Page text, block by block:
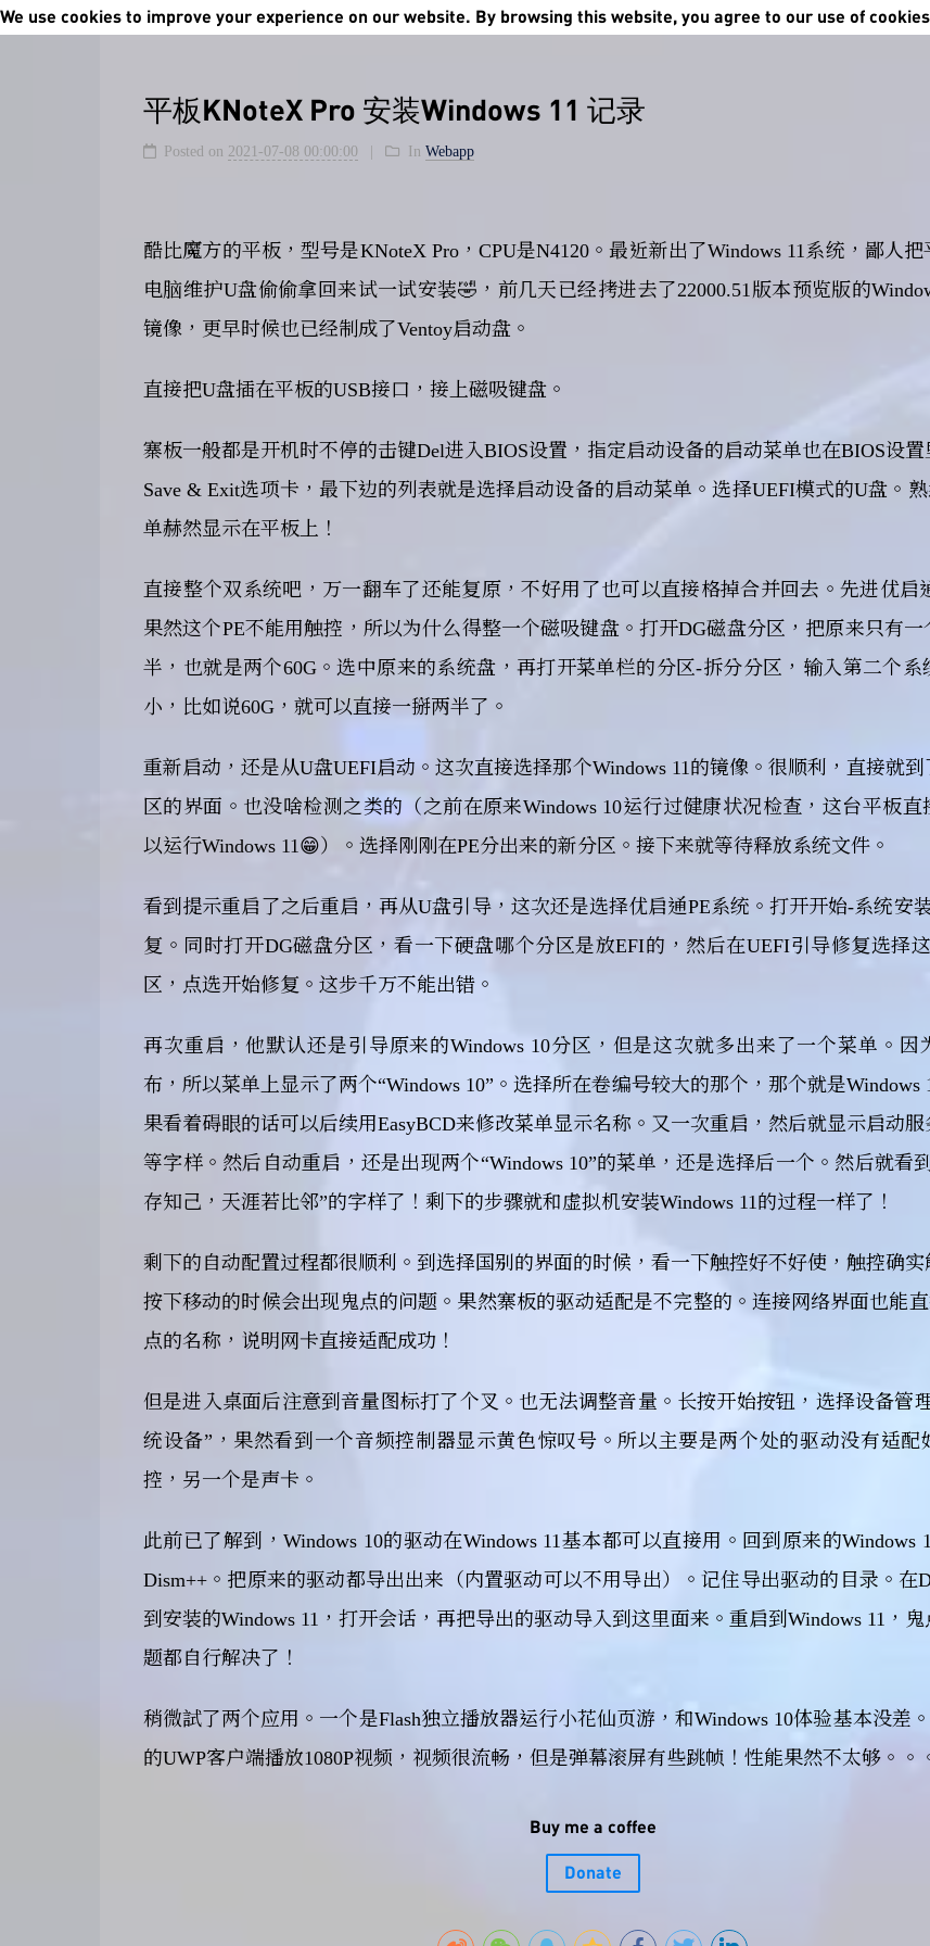
We use cookies to improve your experience on our website. By browsing this website, you agree to our use of
平板KNoteX Pro 安装Windows 11 记录
Posted on 2021-07-08 00:00:00 In Webapp
酷比魔方的平板，型号是KNoteX Pro，CPU是N4120。最近新出了Windows 11系统，鄙人
电脑维护U盘偷偷拿回来试一试安装🤣，前几天已经拷进去了22000.51版本预览版的
镜像，更早时候也已经制成了Ventoy启动盘。
直接把U盘插在平板的USB接口，接上磁吸键盘。
寨板一般都是开机时不停的击键Del进入BIOS设置，指定启动设备的启动菜单也在BIOS设置
Save & Exit选项卡，最下边的列表就是选择启动设备的启动菜单。选择UEFI模式的U盘。熟
单赫然显示在平板上！
直接整个双系统吧，万一翻车了还能复原，不好用了也可以直接格掉合并回去。先进优启
果然这个PE不能用触控，所以为什么得整一个磁吸键盘。打开DG磁盘分区，把原来只有一
半，也就是两个60G。选中原来的系统盘，再打开菜单栏的分区-拆分分区，输入第二个系
小，比如说60G，就可以直接一掰两半了。
重新启动，还是从U盘UEFI启动。这次直接选择那个Windows 11的镜像。很顺利，直接就
区的界面。也没啥检测之类的（之前在原来Windows 10运行过健康状况检查，这台平板直
以运行Windows 11😁）。选择刚刚在PE分出来的新分区。接下来就等待释放系统文件。
看到提示重启了之后重启，再从U盘引导，这次还是选择优启通PE系统。打开开始-系统安
复。同时打开DG磁盘分区，看一下硬盘哪个分区是放EFI的，然后在UEFI引导修复选择
区，点选开始修复。这步千万不能出错。
再次重启，他默认还是引导原来的Windows 10分区，但是这次就多出来了一个菜单。因
布，所以菜单上显示了两个“Windows 10”。选择所在卷编号较大的那个，那个就是Windows
果看着碍眼的话可以后续用EasyBCD来修改菜单显示名称。又一次重启，然后就显示启动
等字样。然后自动重启，还是出现两个“Windows 10”的菜单，还是选择后一个。然后就看
存知己，天涯若比邻”的字样了！剩下的步骤就和虚拟机安装Windows 11的过程一样了！
剩下的自动配置过程都很顺利。到选择国别的界面的时候，看一下触控好不好使，触控确
按下移动的时候会出现鬼点的问题。果然寨板的驱动适配是不完整的。连接网络界面也能
点的名称，说明网卡直接适配成功！
但是进入桌面后注意到音量图标打了个叉。也无法调整音量。长按开始按钮，选择设备管
统设备”，果然看到一个音频控制器显示黄色惊叹号。所以主要是两个处的驱动没有适配
控，另一个是声卡。
此前已了解到，Windows 10的驱动在Windows 11基本都可以直接用。回到原来的Windows
Dism++。把原来的驱动都导出出来（内置驱动可以不用导出）。记住导出驱动的目录。在
到安装的Windows 11，打开会话，再把导出的驱动导入到这里面来。重启到Windows 11，
题都自行解决了！
稍微試了两个应用。一个是Flash独立播放器运行小花仙页游，和Windows 10体验基本没差
的UWP客户端播放1080P视频，视频很流畅，但是弹幕滚屏有些跳帧！性能果然不太够。。
Buy me a coffee
Donate